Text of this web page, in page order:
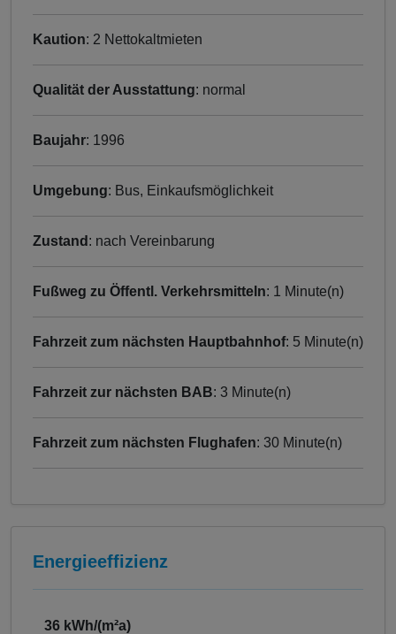
Kaution: 2 Nettokaltmieten
Qualität der Ausstattung: normal
Baujahr: 1996
Umgebung: Bus, Einkaufsmöglichkeit
Zustand : nach Vereinbarung
Fußweg zu Öffentl. Verkehrsmitteln: 1 Minute(n)
Fahrzeit zum nächsten Hauptbahnhof: 5 Minute(n)
Fahrzeit zur nächsten BAB: 3 Minute(n)
Fahrzeit zum nächsten Flughafen: 30 Minute(n)
Energieeffizienz
36 kWh/(m²a)